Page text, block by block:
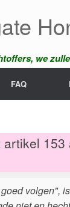
we
FAQ
153
volgen",